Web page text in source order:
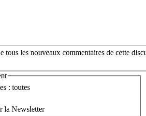
tous les nouveaux commentaires de cette
: toutes
la Newsletter